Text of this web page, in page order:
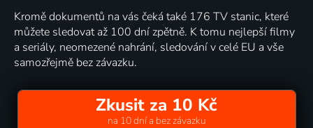
Kromě dokumentů na vás čeká také 176 TV stanic, které
můžete sledovat až 100 dní zpětně. K tomu nejlepší filmy
a seriály, neomezené nahrání, sledování v celé EU a vše
samozřejmě bez závazku.
Zkusit za 10 Kč
na 10 dní a bez závazku